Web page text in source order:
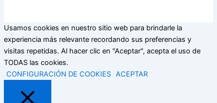
Usamos cookies en nuestro sitio web para brindarle la
experiencia más relevante recordando sus preferencias y
visitas repetidas. Al hacer clic en "Aceptar", acepta el uso de
TODAS las cookies.
CONFIGURACIÓN DE COOKIES ACEPTAR